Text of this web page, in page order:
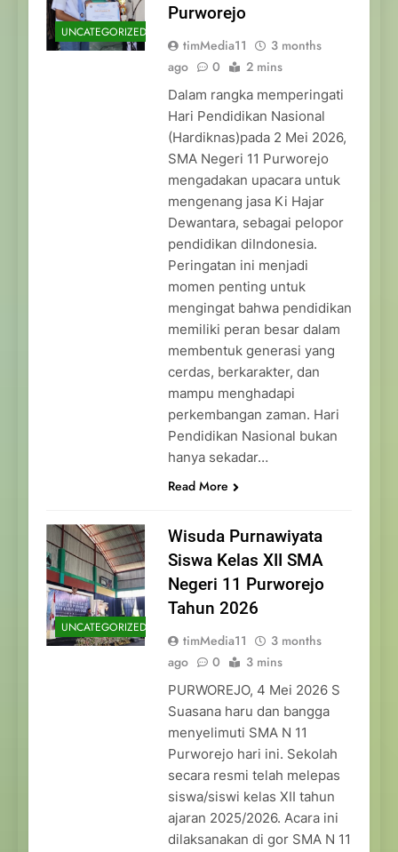
UNCATEGORIZED
Purworejo
timMedia11
3 months
ago
0 2 mins
Dalam rangka memperingati
Hari Pendidikan Nasional
(Hardiknas)pada 2 Mei 2026,
SMA Negeri 11 Purworejo
mengadakan upacara untuk
mengenang jasa Ki Hajar
Dewantara, sebagai pelopor
pendidikan diIndonesia.
Peringatan ini menjadi
momen penting untuk
mengingat bahwa pendidikan
memiliki peran besar dalam
membentuk generasi yang
cerdas, berkarakter, dan
mampu menghadapi
perkembangan zaman. Hari
Pendidikan Nasional bukan
hanya sekadar…
Read More
UNCATEGORIZED
Wisuda Purnawiyata
Siswa Kelas XII SMA
Negeri 11 Purworejo
Tahun 2026
timMedia11
3 months
ago
0 3 mins
PURWOREJO, 4 Mei 2026 S
Suasana haru dan bangga
menyelimuti SMA N 11
Purworejo hari ini. Sekolah
secara resmi telah melepas
siswa/siswi kelas XII tahun
ajaran 2025/2026. Acara ini
dilaksanakan di gor SMA N 11